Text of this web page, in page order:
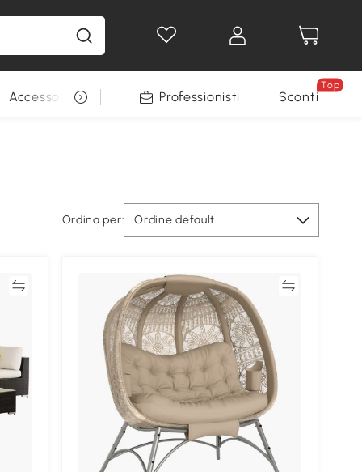
Accessori per animali Professionisti Sconti
Top
Ordina per: Ordine default
Confronta